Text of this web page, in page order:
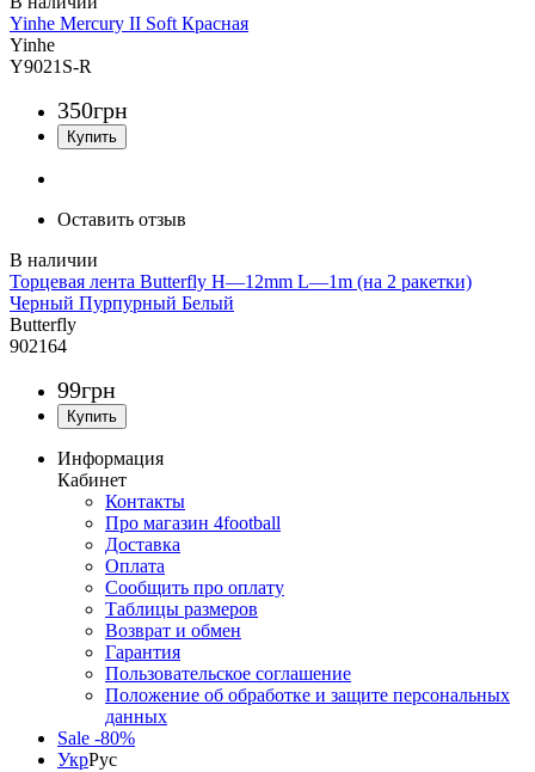
Yinhe Mercury II Soft Красная
Yinhe
Y9021S-R
350грн
Оставить отзыв
Торцевая лента Butterfly H—12mm L—1m (на 2 ракетки)
Черный Пурпурный Белый
Butterfly
902164
99грн
Информация
Кабинет
Контакты
Про магазин 4football
Доставка
Оплата
Сообщить про оплату
Таблицы размеров
Возврат и обмен
Гарантия
Пользовательское соглашение
Положение об обработке и защите персональных
данных
Sale -80%
УкрРус